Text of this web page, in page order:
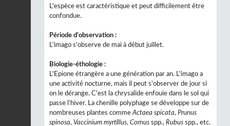
L'espèce est caractéristique et peut difficilement être
confondue.
Période d’observation :
L'imago s'observe de mai à début juillet.
Biologie-éthologie :
L'Epione étrangère a une génération par an. L'imago a
une activité nocturne, mais il peut s'observer de jour si
on le dérange. C'est la chrysalide enfouie dans le sol qui
passe l'hiver. La chenille polyphage se développe sur de
nombreuses plantes comme Actaea spicata, Prunus
spinosa, Vaccinium myrtillus, Cornus spp., Rubus spp., etc.